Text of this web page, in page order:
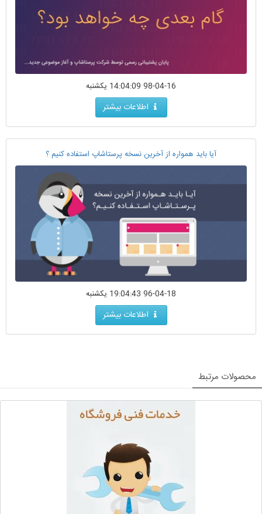
98-04-16 14:04:09 یکشنبه
اطلاعات بیشتر
آیا باید همواره از آخرین نسخه پرستاشاپ استفاده کنیم ؟
96-04-18 19:04:43 یکشنبه
اطلاعات بیشتر
محصولات مرتبط